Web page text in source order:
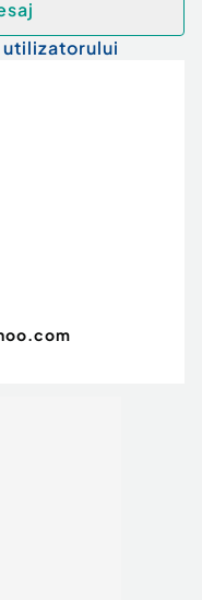
utilizatorului